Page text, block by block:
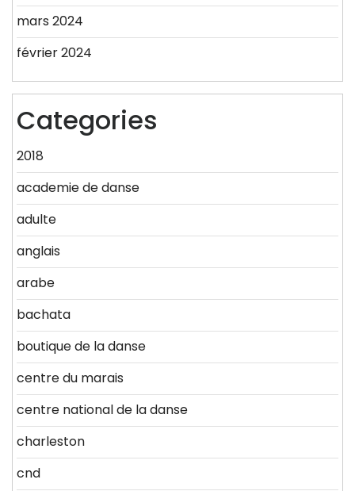
mars 2024
février 2024
Categories
2018
academie de danse
adulte
anglais
arabe
bachata
boutique de la danse
centre du marais
centre national de la danse
charleston
cnd